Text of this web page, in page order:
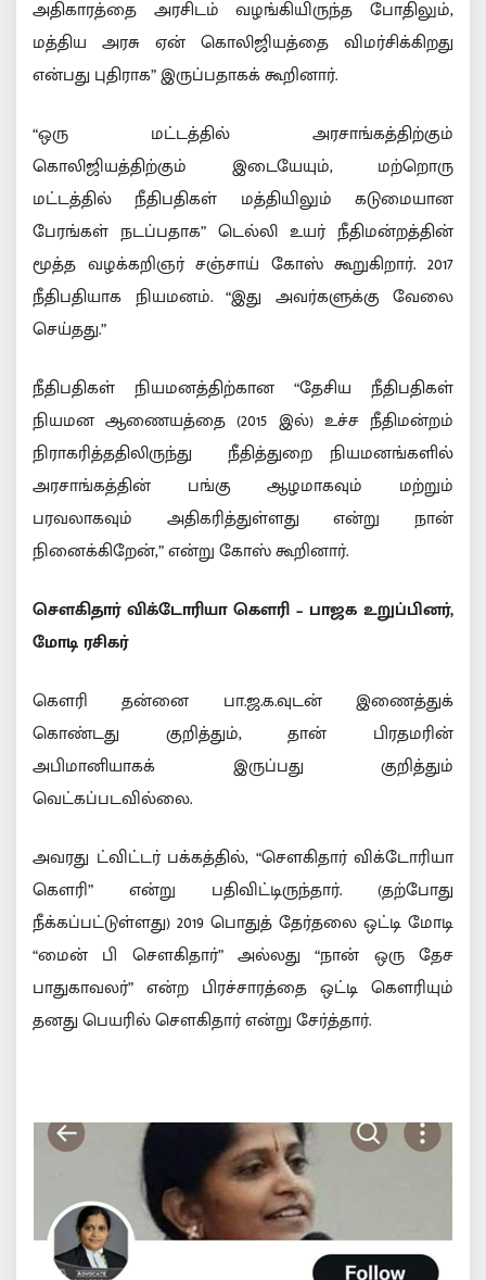
அதிகாரத்தை அரசிடம் வழங்கியிருந்த போதிலும்,
மத்திய அரசு ஏன் கொலிஜியத்தை விமர்சிக்கிறது
என்பது புதிராக” இருப்பதாகக் கூறினார்.
“ஒரு மட்டத்தில் அரசாங்கத்திற்கும்
கொலிஜியத்திற்கும் இடையேயும், மற்றொரு
மட்டத்தில் நீதிபதிகள் மத்தியிலும் கடுமையான
பேரங்கள் நடப்பதாக” டெல்லி உயர் நீதிமன்றத்தின்
மூத்த வழக்கறிஞர் சஞ்சாய் கோஸ் கூறுகிறார். 2017
நீதிபதியாக நியமனம். “இது அவர்களுக்கு வேலை
செய்தது.”
நீதிபதிகள் நியமனத்திற்கான “தேசிய நீதிபதிகள்
நியமன ஆணையத்தை (2015 இல்) உச்ச நீதிமன்றம்
நிராகரித்ததிலிருந்து நீதித்துறை நியமனங்களில்
அரசாங்கத்தின் பங்கு ஆழமாகவும் மற்றும்
பரவலாகவும் அதிகரித்துள்ளது என்று நான்
நினைக்கிறேன்,” என்று கோஸ் கூறினார்.
சௌகிதார் விக்டோரியா கௌரி – பாஜக உறுப்பினர்,
மோடி ரசிகர்
கௌரி தன்னை பா.ஜ.க.வுடன் இணைத்துக்
கொண்டது குறித்தும், தான் பிரதமரின்
அபிமானியாகக் இருப்பது குறித்தும்
வெட்கப்படவில்லை.
அவரது ட்விட்டர் பக்கத்தில், “சௌகிதார் விக்டோரியா
கௌரி” என்று பதிவிட்டிருந்தார். (தற்போது
நீக்கப்பட்டுள்ளது) 2019 பொதுத் தேர்தலை ஒட்டி மோடி
“மைன் பி சௌகிதார்” அல்லது “நான் ஒரு தேச
பாதுகாவலர்” என்ற பிரச்சாரத்தை ஒட்டி கௌரியும்
தனது பெயரில் சௌகிதார் என்று சேர்த்தார்.